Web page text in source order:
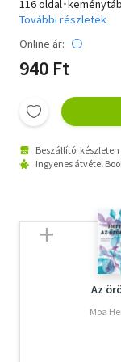
116 oldal･
További részletek
Online ár:
940 Ft
Beszállítói készleten
Ingyenes átvétel
Az
Moa